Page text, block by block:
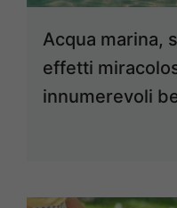
Acqua marina,
effetti
innumerevoli